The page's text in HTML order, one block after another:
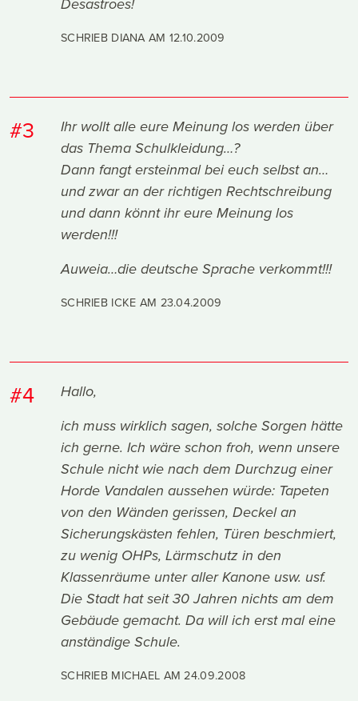
Desastroes!
SCHRIEB DIANA AM 12.10.2009
#3
Ihr wollt alle eure Meinung los werden über
das Thema Schulkleidung…?
Dann fangt ersteinmal bei euch selbst an…
und zwar an der richtigen Rechtschreibung
und dann könnt ihr eure Meinung los
werden!!!
Auweia…die deutsche Sprache verkommt!!!
SCHRIEB ICKE AM 23.04.2009
#4
Hallo,
ich muss wirklich sagen, solche Sorgen hätte
ich gerne. Ich wäre schon froh, wenn unsere
Schule nicht wie nach dem Durchzug einer
Horde Vandalen aussehen würde: Tapeten
von den Wänden gerissen, Deckel an
Sicherungskästen fehlen, Türen beschmiert,
zu wenig OHPs, Lärmschutz in den
Klassenräume unter aller Kanone usw. usf.
Die Stadt hat seit 30 Jahren nichts am dem
Gebäude gemacht. Da will ich erst mal eine
anständige Schule.
SCHRIEB MICHAEL AM24.09.2008